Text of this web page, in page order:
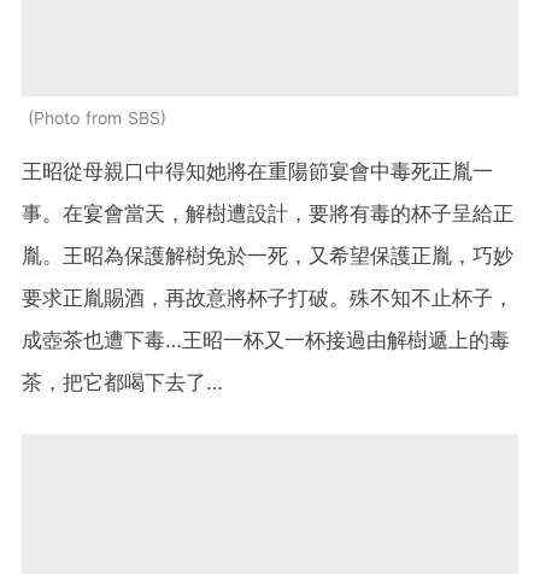
Photo from SBS
王昭從母親口中得知她將在重陽節宴會中毒死正胤一
事。在宴會當天，解樹遭設計，要將有毒的杯子呈給正
胤。王昭為保護解樹免於一死，又希望保護正胤，巧妙
要求正胤賜酒，再故意將杯子打破。殊不知不止杯子，
成壺茶也遭下毒…王昭一杯又一杯接過由解樹遞上的毒
茶，把它都喝下去了…